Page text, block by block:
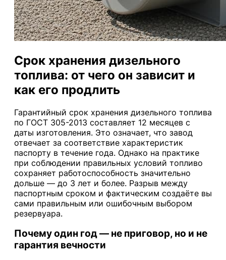
Срок хранения дизельного
топлива: от чего он зависит и
как его продлить
Гарантийный срок хранения дизельного топлива
по ГОСТ 305-2013 составляет 12 месяцев с
даты изготовления. Это означает, что завод
отвечает за соответствие характеристик
паспорту в течение года. Однако на практике
при соблюдении правильных условий топливо
сохраняет работоспособность значительно
дольше — до 3 лет и более. Разрыв между
паспортным сроком и фактическим создаёте вы
сами правильным или ошибочным выбором
резервуара.
Почему один год — не приговор, но и не
гарантия вечности